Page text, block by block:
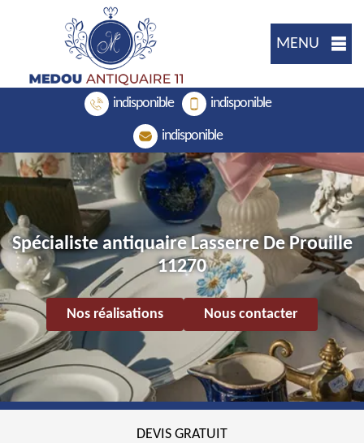
MENU
indisponible indisponible
indisponible
Spécialiste antiquaire Lasserre De Prouille
11270
Nos réalisations Nous contacter
DEVIS GRATUIT